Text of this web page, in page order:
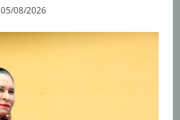
05/08/2026